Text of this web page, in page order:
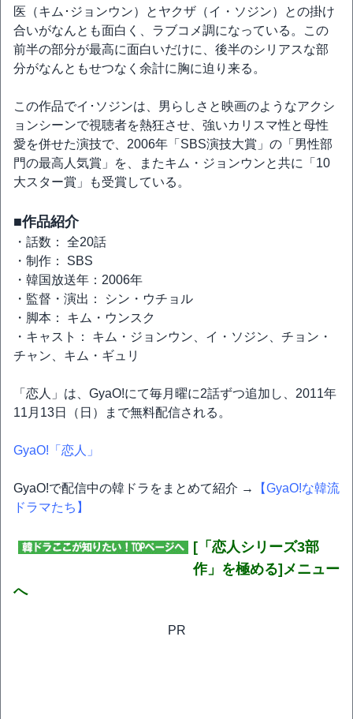
医（キム･ジョンウン）とヤクザ（イ・ソジン）との掛け
合いがなんとも面白く、ラブコメ調になっている。この
前半の部分が最高に面白いだけに、後半のシリアスな部
分がなんともせつなく余計に胸に迫り来る。
この作品でイ･ソジンは、男らしさと映画のようなアクシ
ョンシーンで視聴者を熱狂させ、強いカリスマ性と母性
愛を併せた演技で、2006年「SBS演技大賞」の「男性部
門の最高人気賞」を、またキム・ジョンウンと共に「10
大スター賞」も受賞している。
■作品紹介
・話数： 全20話
・制作： SBS
・韓国放送年：2006年
・監督・演出： シン・ウチョル
・脚本： キム・ウンスク
・キャスト： キム・ジョンウン、イ・ソジン、チョン・
チャン、キム・ギュリ
「恋人」は、GyaO!にて毎月曜に2話ずつ追加し、2011年
11月13日（日）まで無料配信される。
GyaO!「恋人」
GyaO!で配信中の韓ドラをまとめて紹介 →
【GyaO!な韓流
ドラマたち】
[「恋人シリーズ3部
作」を極める]メニュー
へ
PR